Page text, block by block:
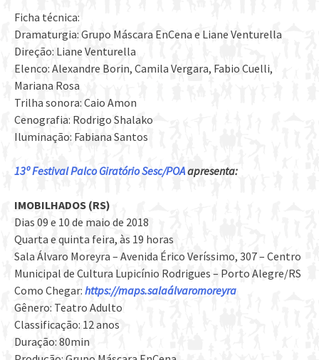
Ficha técnica:
Dramaturgia: Grupo Máscara EnCena e Liane Venturella
Direção: Liane Venturella
Elenco: Alexandre Borin, Camila Vergara, Fabio Cuelli,
Mariana Rosa
Trilha sonora: Caio Amon
Cenografia: Rodrigo Shalako
Iluminação: Fabiana Santos
13º Festival Palco Giratório Sesc/POAapresenta:
IMOBILHADOS (RS)
Dias 09 e 10 de maio de 2018
Quarta e quinta feira, às 19 horas
Sala Álvaro Moreyra – Avenida Érico Veríssimo, 307 – Centro
Municipal de Cultura Lupicínio Rodrigues – Porto Alegre/RS
Como Chegar: https://maps.salaálvaromoreyra
Gênero: Teatro Adulto
Classificação: 12 anos
Duração: 80min